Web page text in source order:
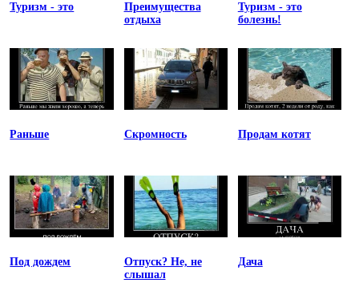
Туризм - это
Преимущества
отдыха
Туризм - это
болезнь!
Раньше Скромность Продам котят
Под дождем
Отпуск? Не, не
слышал
Дача